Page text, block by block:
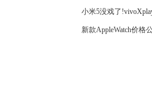
小米5没戏了
新款AppleWatch价格